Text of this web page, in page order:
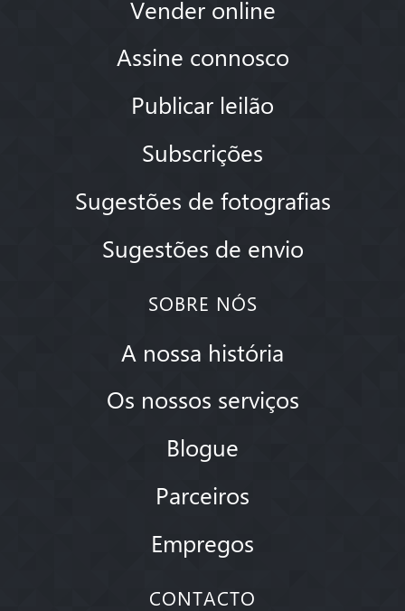
Vender online
Assine connosco
Publicar leilão
Subscrições
Sugestões de fotografias
Sugestões de envio
SOBRE NÓS
A nossa história
Os nossos serviços
Blogue
Parceiros
Empregos
CONTACTO